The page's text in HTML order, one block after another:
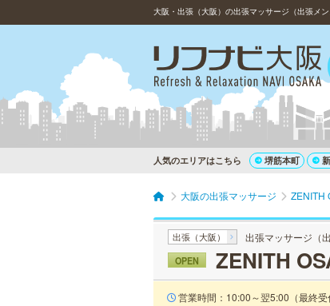
人気のエリアはこちら 堺筋本町
大阪の出張マッサージ ZENITH
出張（大阪） 出張マッサージ（
OPEN ZENITH
営業時間：10:00～翌5:00（最終受